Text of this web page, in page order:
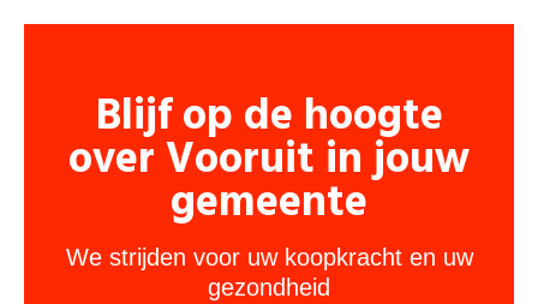
Blijf op de hoogte
over Vooruit in jouw
gemeente
We strijden voor uw koopkracht en uw
gezondheid